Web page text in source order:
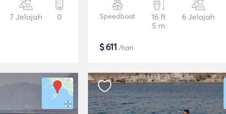
7 Jelajah 0 Speedboat
16 ft
5 m
6 Jelajah
$611 /hari